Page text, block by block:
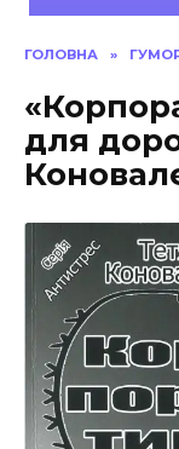
ГОЛОВНА »
для